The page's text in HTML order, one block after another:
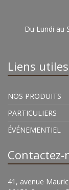
Du Lundi au
Liens utiles
NOS PRODUITS
PARTICULIERS
ÉVÉNEMENTIEL
Contactez-
41, avenue